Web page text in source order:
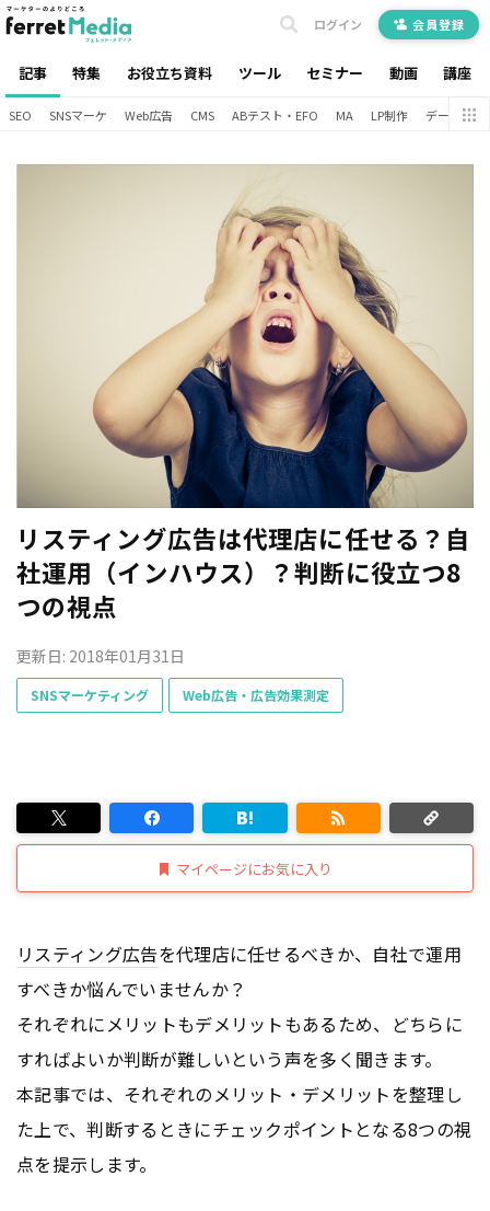
記事 特集 お役立ち資料 ツール セミナー 動画 講座
ログイン 会員登録
SEO SNSマーケ Web広告 CMS ABテスト・EFO MA LP制作 データ分析
リスティング広告は代理店に任せる？自
社運用（インハウス）？判断に役立つ8
つの視点
更新日: 2018年01月31日
SNSマーケティング Web広告・広告効果測定
マイページにお気に入り
リスティング広告を代理店に任せるべきか、自社で運用
すべきか悩んでいませんか？
それぞれにメリットもデメリットもあるため、どちらに
すればよいか判断が難しいという声を多く聞きます。
本記事では、それぞれのメリット・デメリットを整理し
た上で、判断するときにチェックポイントとなる8つの視
点を提示します。